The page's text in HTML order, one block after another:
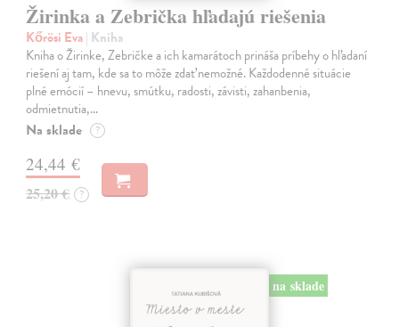
Žirinka a Zebrička hľadajú riešenia
Kőrösi Eva| Kniha
Kniha o Žirinke, Zebričke a ich kamarátoch prináša príbehy o hľadaní
riešení aj tam, kde sa to môže zdať nemožné. Každodenné situácie
plné emócií – hnevu, smútku, radosti, závisti, zahanbenia,
odmietnutia,…
Na sklade ?
24,44 €
25,20 € ?
na sklade